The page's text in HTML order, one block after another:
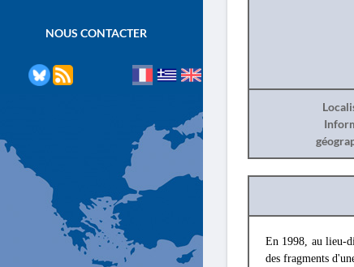
NOUS CONTACTER
En 1998, au lieu-
des fragments